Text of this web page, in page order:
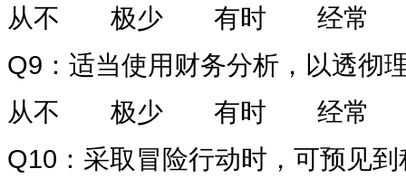
从不
极少 有时
经常
Q9 ：适当使用财务分析，以透彻
从不
极少 有时
经常
Q10 ：采取冒险行动时，可预见